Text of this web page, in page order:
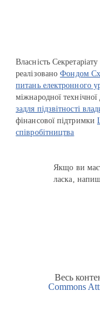
Власність
реалізованоФондом
питань електронного
міжнародної
задля підзвітності
фінансової підтримки
співробітництва
Якщо ви
ласка,
Весь
Commons